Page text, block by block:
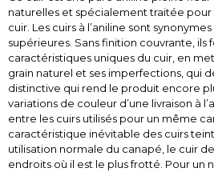
naturelles et spécialement traitée pour
cuir. Les cuirs à l’aniline sont
supérieures. Sans finition couvrante, ils
caractéristiques uniques du cuir, en
grain naturel et ses imperfections, qui
distinctive qui rend le produit encore
variations de couleur d’une livraison à
entre les cuirs utilisés pour un même
caractéristique inévitable des cuirs
utilisation normale du canapé, le cuir
endroits où il est le plus frotté. Pour un